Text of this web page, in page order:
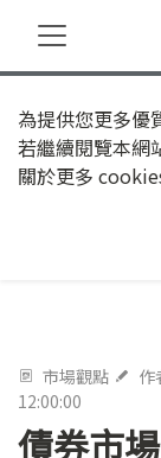
為提供您更多優
若繼續閱覽本網
關於更多
市場觀點 作
12:00:00
債券市